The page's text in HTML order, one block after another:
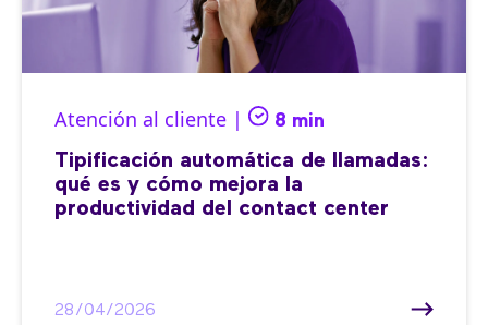
Atención al cliente | 8 min
Tipificación automática de llamadas:
qué es y cómo mejora la
productividad del contact center
28/04/2026